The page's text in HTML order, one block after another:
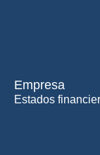
Empresa
Estados